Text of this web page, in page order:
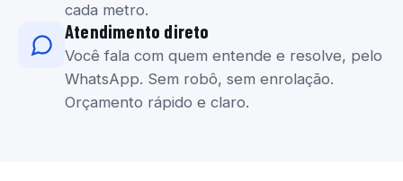
cada metro.
Atendimento direto
Você fala com quem entende e resolve, pelo
WhatsApp. Sem robô, sem enrolação.
Orçamento rápido e claro.